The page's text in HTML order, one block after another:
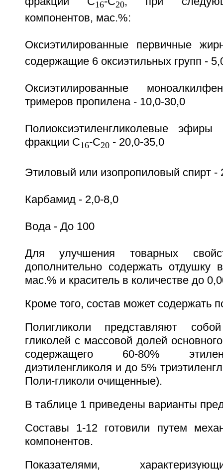
16 20
компонентов, мас.%:
Оксиэтилированные первичные
содержащие 6 оксиэтильных групп -
Оксиэтилированные
тримеров пропилена - 10,0-30,0
Полиоксиэтиленгликолевые эфиры
фракции C16-C20- 20,0-35,0
Этиловый или изопропиловый спирт -
Карбамид - 2,0-8,0
Вода - До 100
Для улучшения товарных
дополнительно содержать отдушку
мас.% и краситель в количестве до
Кроме того, состав может содержать
Полигликоли представляют
гликолей с массовой долей
содержащего 60-80%
диэтиленгликоля и до 5%
Поли-гликоли очищенные).
В таблице 1 приведены варианты
Составы 1-12 готовили путем
компонентов.
Показателями,